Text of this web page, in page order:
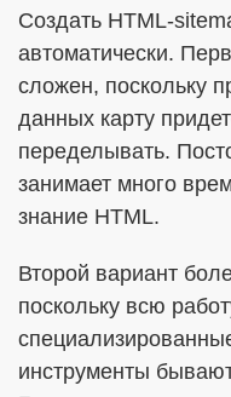
Создать HTML-
автоматически.
сложен, поскольку
данных карту
переделывать.
занимает много
знание HTML.
Второй вариант
поскольку всю
инструменты